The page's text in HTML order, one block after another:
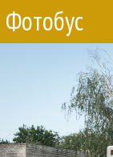
Фотобус